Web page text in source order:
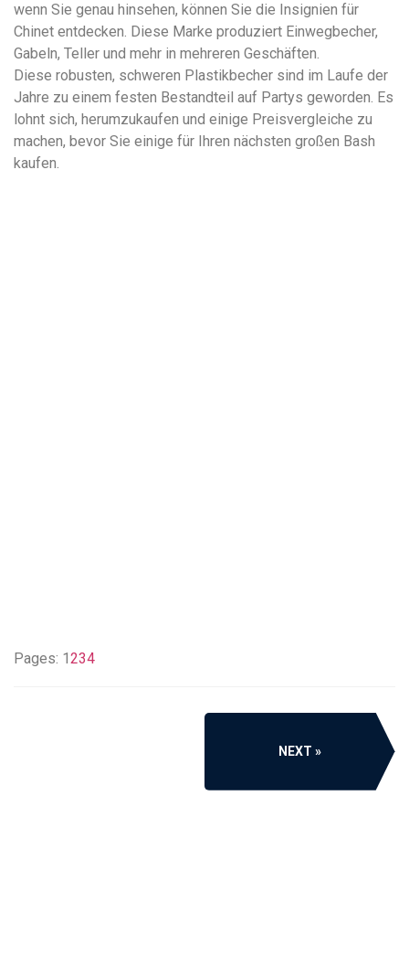
wenn Sie genau hinsehen, können Sie die Insignien für
Chinet entdecken. Diese Marke produziert Einwegbecher,
Gabeln, Teller und mehr in mehreren Geschäften.
Diese robusten, schweren Plastikbecher sind im Laufe der
Jahre zu einem festen Bestandteil auf Partys geworden. Es
lohnt sich, herumzukaufen und einige Preisvergleiche zu
machen, bevor Sie einige für Ihren nächsten großen Bash
kaufen.
Pages: 1234
NEXT